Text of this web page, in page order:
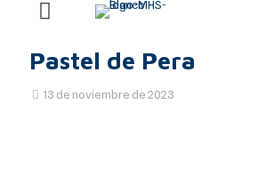
Pastel de Pera
13 de noviembre de 2023